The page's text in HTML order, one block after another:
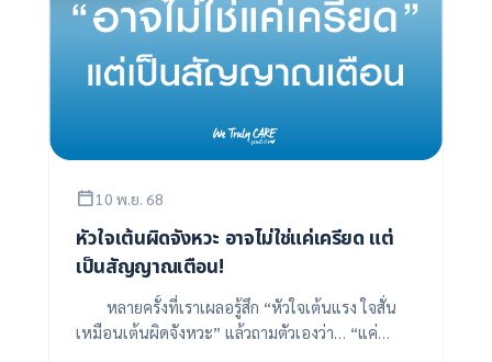
10 พ.ย. 68
หัวใจเต้นผิดจังหวะ อาจไม่ใช่แค่เครียด แต่
เป็นสัญญาณเตือน!
หลายครั้งที่เราเผลอรู้สึก “หัวใจเต้นแรง ใจสั่น
เหมือนเต้นผิดจังหวะ” แล้วถามตัวเองว่า… “แค่